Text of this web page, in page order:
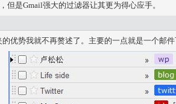
但是Gmail强大的过滤器让其更为得心应手。
优势我就不再赘述了。主要的一点就是一个邮